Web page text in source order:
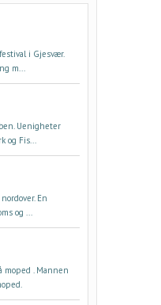
i Gjesvær.
m...
Uenigheter
og Fis...
En
og ...
. Mannen